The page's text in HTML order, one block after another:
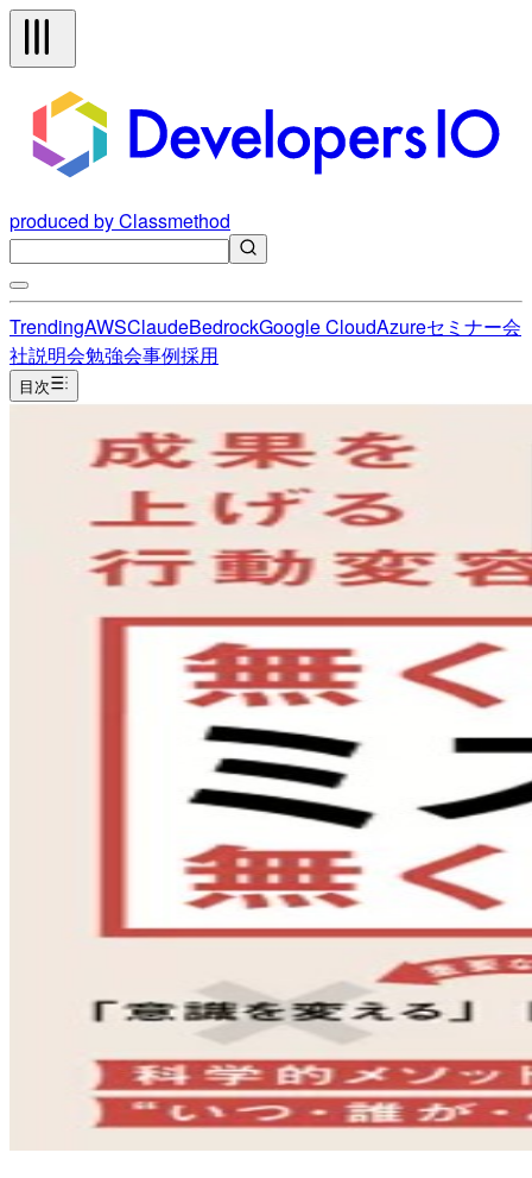
produced by Classmethod
TrendingAWSClaudeBedrockGoogle CloudAzureセミナー会
社説明会勉強会事例採用
目次